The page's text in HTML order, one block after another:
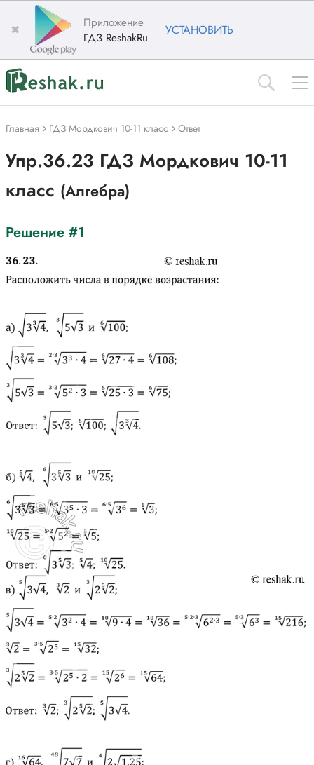
✖
Приложение
ГДЗ ReshakRu
УСТАНОВИТЬ
Главная ГДЗ Мордкович 10-11 класс Ответ
Упр.36.23 ГДЗ Мордкович 10-11
класс (Алгебра)
Решение #1